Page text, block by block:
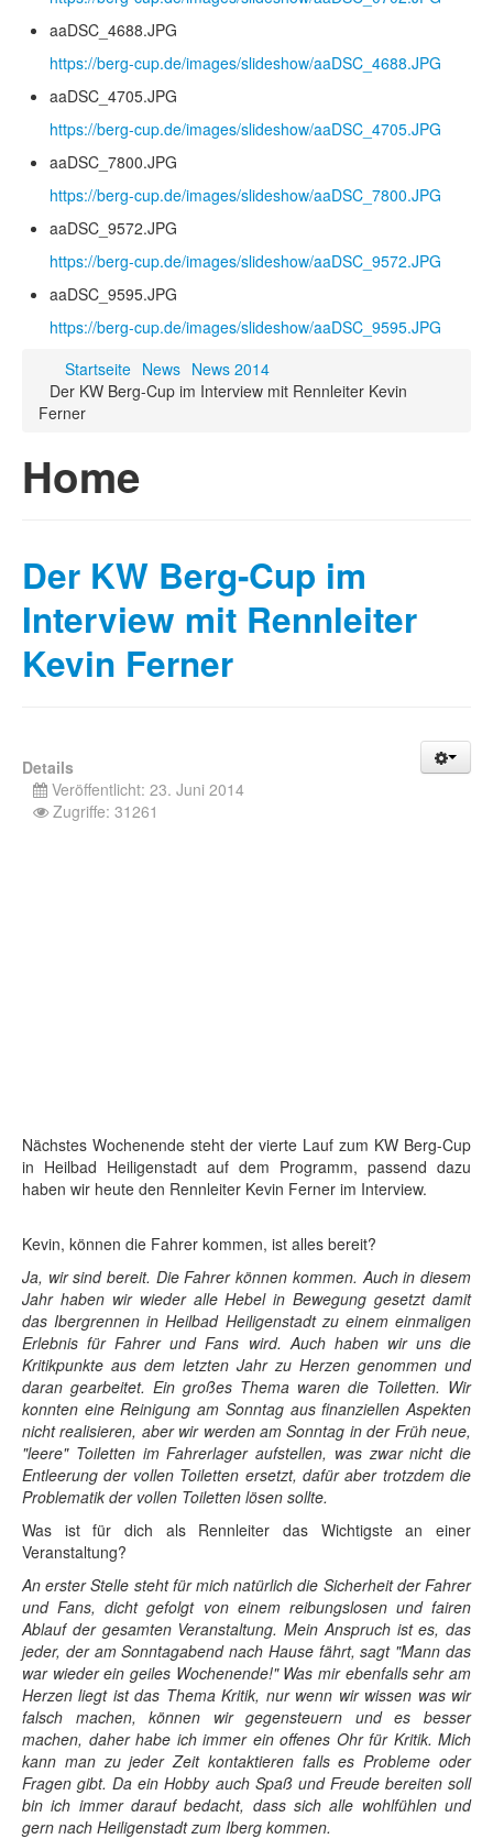
aaDSC_4688.JPG
https://berg-cup.de/images/slideshow/aaDSC_4688.JPG
aaDSC_4705.JPG
https://berg-cup.de/images/slideshow/aaDSC_4705.JPG
aaDSC_7800.JPG
https://berg-cup.de/images/slideshow/aaDSC_7800.JPG
aaDSC_9572.JPG
https://berg-cup.de/images/slideshow/aaDSC_9572.JPG
aaDSC_9595.JPG
https://berg-cup.de/images/slideshow/aaDSC_9595.JPG
Startseite News News 2014
Der KW Berg-Cup im Interview mit Rennleiter Kevin
Ferner
Home
Der KW Berg-Cup im
Interview mit Rennleiter
Kevin Ferner
Details
Veröffentlicht: 23. Juni 2014
Zugriffe: 31261
Nächstes Wochenende steht der vierte Lauf zum KW Berg-Cup
in Heilbad Heiligenstadt auf dem Programm, passend dazu
haben wir heute den Rennleiter Kevin Ferner im Interview.
Kevin, können die Fahrer kommen, ist alles bereit?
Ja, wir sind bereit. Die Fahrer können kommen. Auch in diesem
Jahr haben wir wieder alle Hebel in Bewegung gesetzt damit
das Ibergrennen in Heilbad Heiligenstadt zu einem einmaligen
Erlebnis für Fahrer und Fans wird. Auch haben wir uns die
Kritikpunkte aus dem letzten Jahr zu Herzen genommen und
daran gearbeitet. Ein großes Thema waren die Toiletten. Wir
konnten eine Reinigung am Sonntag aus finanziellen Aspekten
nicht realisieren, aber wir werden am Sonntag in der Früh neue,
"leere" Toiletten im Fahrerlager aufstellen, was zwar nicht die
Entleerung der vollen Toiletten ersetzt, dafür aber trotzdem die
Problematik der vollen Toiletten lösen sollte.
Was ist für dich als Rennleiter das Wichtigste an einer
Veranstaltung?
An erster Stelle steht für mich natürlich die Sicherheit der Fahrer
und Fans, dicht gefolgt von einem reibungslosen und fairen
Ablauf der gesamten Veranstaltung. Mein Anspruch ist es, das
jeder, der am Sonntagabend nach Hause fährt, sagt "Mann das
war wieder ein geiles Wochenende!" Was mir ebenfalls sehr am
Herzen liegt ist das Thema Kritik, nur wenn wir wissen was wir
falsch machen, können wir gegensteuern und es besser
machen, daher habe ich immer ein offenes Ohr für Kritik. Mich
kann man zu jeder Zeit kontaktieren falls es Probleme oder
Fragen gibt. Da ein Hobby auch Spaß und Freude bereiten soll
bin ich immer darauf bedacht, dass sich alle wohlfühlen und
gern nach Heiligenstadt zum Iberg kommen.